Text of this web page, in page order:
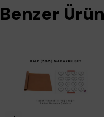
Benzer